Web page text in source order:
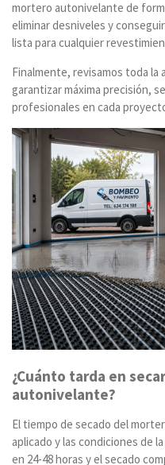
mortero autonivelante de
eliminar desniveles y
lista para cualquier
Finalmente, revisamos toda la
garantizar máxima precisión,
profesionales en cada
¿Cuánto tarda en
autonivelante?
El tiempo de secado del
aplicado y las condiciones de
en 24-48 horas y el secado